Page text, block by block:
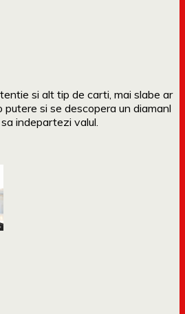
si alt tip de carti, mai slabe ar
putere si se descopera un diamanl
indepartezi valul.